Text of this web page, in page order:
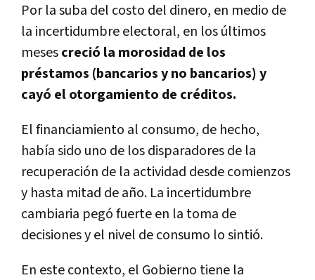
Por la suba del costo del dinero, en medio de
la incertidumbre electoral, en los últimos
mesescreció la morosidad de los
préstamos (bancarios y no bancarios) y
cayó el otorgamiento de créditos.
El financiamiento al consumo, de hecho,
había sido uno de los disparadores de la
recuperación de la actividad desde comienzos
y hasta mitad de año. La incertidumbre
cambiaria pegó fuerte en la toma de
decisiones y el nivel de consumo lo sintió.
En este contexto, el Gobierno tiene la